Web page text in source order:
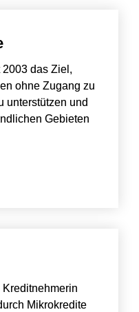
das Ziel,
ohne Zugang zu
unterstützen und
Gebieten
Mikrokredite